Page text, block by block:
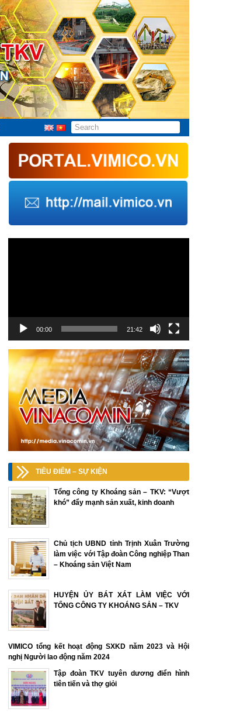
00:00 21:42
TIÊU ĐIỂM – SỰ KIỆN
Tổng công ty Khoáng sản – TKV: “Vượt
khó” đẩy mạnh sản xuất, kinh doanh
Chủ tịch UBND tỉnh Trịnh Xuân Trường
làm việc với Tập đoàn Công nghiệp Than
– Khoáng sản Việt Nam
HUYỆN ỦY BÁT XÁT LÀM VIỆC VỚI
TỔNG CÔNG TY KHOÁNG SẢN – TKV
VIMICO tổng kết hoạt động SXKD năm 2023 và Hội
nghị Người lao động năm 2024
Tập đoàn TKV tuyên dương điển hình
tiên tiến và thợ giỏi